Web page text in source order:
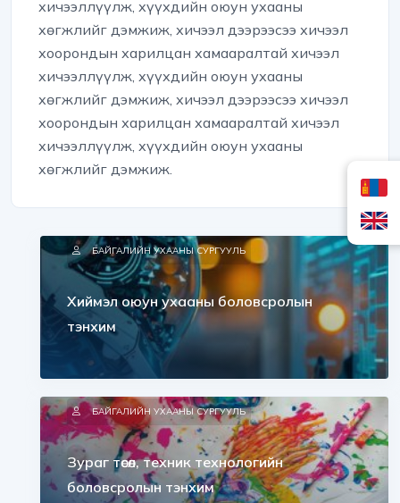
хичээллүүлж, хүүхдийн оюун ухааны
хөгжлийг дэмжиж, хичээл дээрээсээ хичээл
хоорондын харилцан хамааралтай хичээл
хичээллүүлж, хүүхдийн оюун ухааны
хөгжлийг дэмжиж, хичээл дээрээсээ хичээл
хоорондын харилцан хамааралтай хичээл
хичээллүүлж, хүүхдийн оюун ухааны
хөгжлийг дэмжиж.
БАЙГАЛИЙН УХААНЫ СУРГУУЛЬ
Хиймэл оюун ухааны боловсролын
тэнхим
БАЙГАЛИЙН УХААНЫ СУРГУУЛЬ
Зураг төсөл, техник технологийн
боловсролын тэнхим